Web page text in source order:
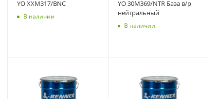
YO XXM317/BNC
В наличии
YO 30M369/NTR База в/р
нейтральный
В наличии